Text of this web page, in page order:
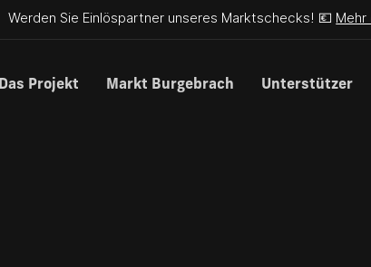
Werden Sie Einlöspartner unseres Marktschecks! 💶 Mehr
Das Projekt Markt Burgebrach Unterstützer